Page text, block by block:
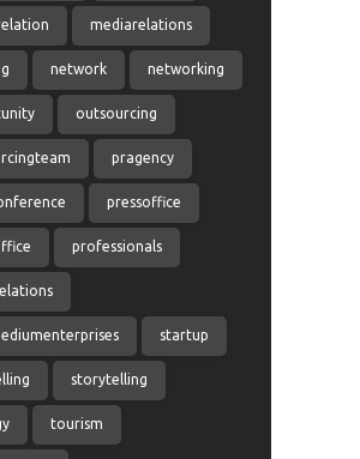
mediarelations
network networking
outsourcing
pragency
pressoffice
professionals
startup
storytelling
tourism